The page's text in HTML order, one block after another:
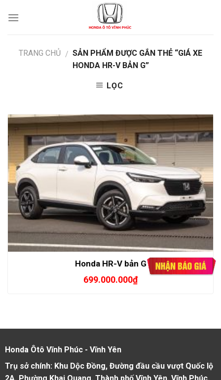
TRANG CHỦ / SẢN PHẨM ĐƯỢC GẮN THẺ “GIÁ XE
HONDA HR-V BẢN G”
LỌC
Honda HR-V bản G
699.000.000₫
Honda Ôtô Vĩnh Phúc - Vĩnh Yên
Trụ sở chính: Khu Dộc Đồng, Đường đầu cầu vượt Quốc lộ